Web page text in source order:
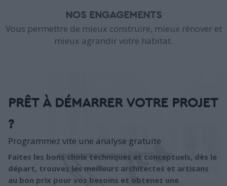
NOS ENGAGEMENTS
Vous permettre de mieux construire, mieux rénover et
mieux agrandir votre habitat.
PRÊT À DÉMARRER VOTRE PROJET
?
Programmez vite une analyse gratuite
Faites les bons choix techniques et conceptuels, dès le
départ, trouvez les meilleurs architectes et artisans
au bon prix pour vos besoins et obtenez une